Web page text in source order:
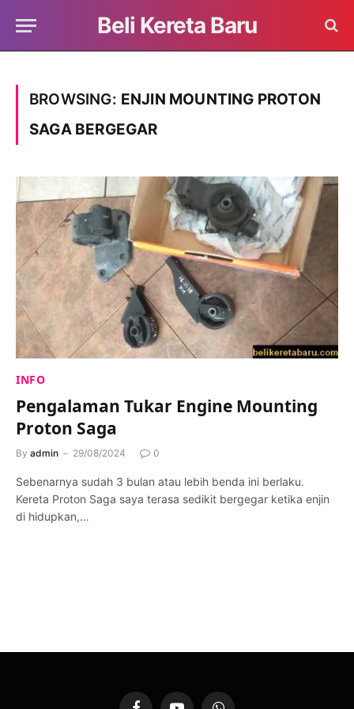
Beli Kereta Baru
BROWSING: ENJIN MOUNTING PROTON
SAGA BERGEGAR
INFO
Pengalaman Tukar Engine Mounting
Proton Saga
By admin 29/08/2024 0
Sebenarnya sudah 3 bulan atau lebih benda ini berlaku.
Kereta Proton Saga saya terasa sedikit bergegar ketika enjin
di hidupkan,…